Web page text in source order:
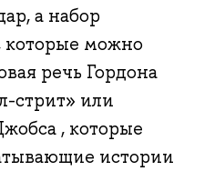
а набор
которые можно
речь Гордона
стрит» или
, которые
истории